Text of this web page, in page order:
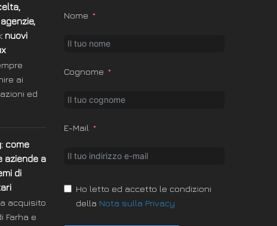
nuovi
ai
ed
come
aziende a
di
acquisito
Farha e
Nome
Cognome
E-Mail
Ho letto ed accetto le condizioni
della Nota sulla Privacy